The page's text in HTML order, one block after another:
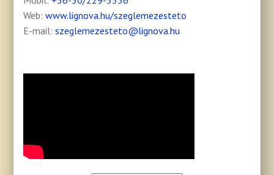
Web: www.lignova.hu/szeglemezesteto
E-mail:szeglemezesteto@lignova.hu